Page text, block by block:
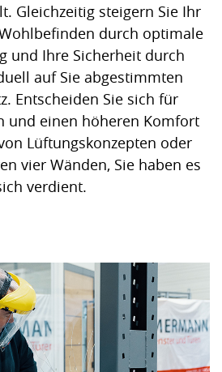
Gleichzeitig steigern Sie Ihr
durch optimale
und Ihre Sicherheit durch
auf Sie abgestimmten
Entscheiden Sie sich für
und einen höheren Komfort
Lüftungskonzepten oder
vier Wänden, Sie haben es
verdient.